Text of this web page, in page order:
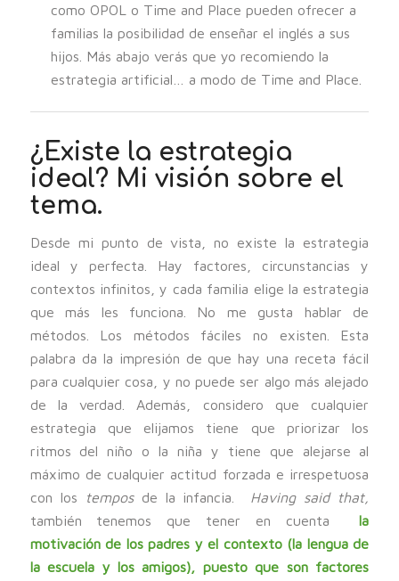
como OPOL o Time and Place pueden ofrecer a
familias la posibilidad de enseñar el inglés a sus
hijos. Más abajo verás que yo recomiendo la
estrategia artificial… a modo de Time and Place.
¿Existe la estrategia
ideal? Mi visión sobre el
tema.
Desde mi punto de vista, no existe la estrategia
ideal y perfecta. Hay factores, circunstancias y
contextos infinitos, y cada familia elige la estrategia
que más les funciona. No me gusta hablar de
métodos. Los métodos fáciles no existen. Esta
palabra da la impresión de que hay una receta fácil
para cualquier cosa, y no puede ser algo más alejado
de la verdad. Además, considero que cualquier
estrategia que elijamos tiene que priorizar los
ritmos del niño o la niña y tiene que alejarse al
máximo de cualquier actitud forzada e irrespetuosa
con los
temposde la infancia. Having said that,
también tenemos que tener en cuentala
motivación de los padres y el contexto (la lengua de
la escuela y los amigos), puesto que son factores